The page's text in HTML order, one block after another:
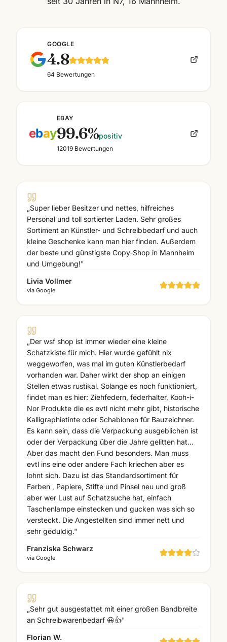
GOOGLE
4.8
64 Bewertungen
ebay
EBAY
99.6%positiv
12019Bewertungen
„Super lieber Besitzer und nettes, hilfreiches
Personal und toll sortierter Laden. Sehr großes
Sortiment an Künstler- und Schreibbedarf und auch
kleine Geschenke kann man hier finden. Außerdem
der beste und günstigste Copy-Shop in Mannheim
und Umgebung!"
Livia Vollmer
via Google
„Der wsf shop ist immer wieder eine kleine
Schatzkiste für mich. Hier wurde gefühlt nix
weggeworfen, was mal im guten Künstlerbedarf
vorhanden war. Daher wirkt der shop an einigen
Stellen etwas rustikal. Solange es noch funktioniert,
findet man es hier: Ziehfedern, federhalter, Kooh-i-
Nor Produkte die es evtl nicht mehr gibt, historische
Kalligraphietinte oder Schablonen für Bauzeichner.
Es kann sein, dass die Verpackung ausgeblichen ist
oder der Verpackung über die Jahre gelitten hat…
Aber das macht den Fund besonders. Man muss
evtl ins eine oder andere Fach kriechen aber es
lohnt sich. Dazu ist das Standardsortiment für
Farben , Papiere, Stifte und Pinsel neu und groß
aber wer Lust auf Schatzsuche hat, einfach
Taschenlampe einstecken und gucken was sich so
versteckt. Die Angestellten sind immer nett und
sehr geduldig."
Franziska Schwarz
via Google
„Sehr gut ausgestattet mit einer großen Bandbreite
an Schreibwarenbedarf 😃👍"
Florian W.